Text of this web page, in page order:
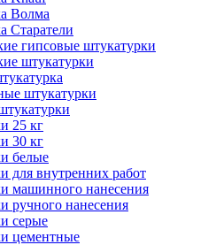
Волма
Старатели
гипсовые штукатурки
штукатурки
штукатурки
25 кг
30 кг
белые
для внутренних работ
машинного нанесения
ручного нанесения
серые
цементные